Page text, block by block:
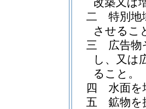
二
特別地
させるこ
三
広告
し、又は
ること。
四
水面を
五
鉱物を